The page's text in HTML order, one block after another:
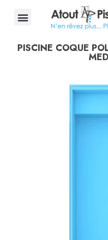
PISCINE COQUE